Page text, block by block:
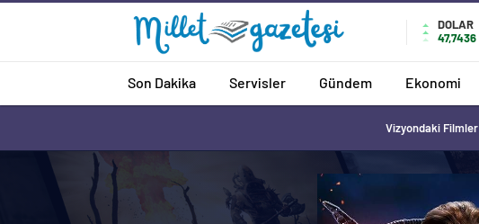
DOLAR
47,7436
Son Dakika Servisler Gündem Ekonomi
Vizyondaki Filmler